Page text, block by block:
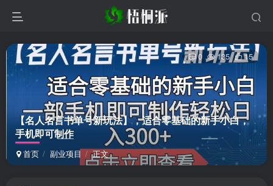
【名人名言书单号新玩法】，适合零基础的新手小白，
手机即可制作
首页 副业项目 正文
0 135 15